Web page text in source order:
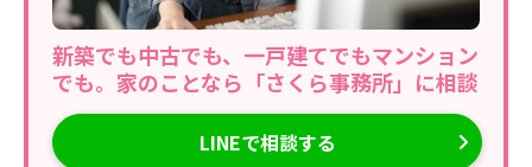
新築でも中古でも、一戸建てでもマンション
でも。家のことなら「さくら事務所」に相談
LINEで相談する